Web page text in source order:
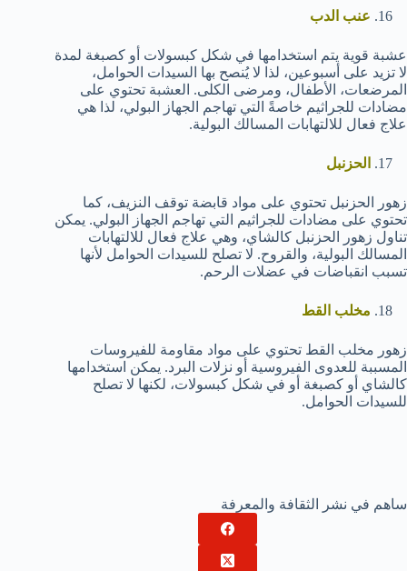
عنب الدب
عشبة قوية يتم استخدامها في شكل كبسولات أو كصبغة لمدة
لا تزيد على أسبوعين، لذا لا يُنصح بها السيدات الحوامل،
المرضعات، الأطفال، ومرضى الكلى. العشبة تحتوي على
مضادات للجراثيم خاصةً التي تهاجم الجهاز البولي، لذا هي
علاج فعال للالتهابات المسالك البولية.
الحزنبل
زهور الحزنبل تحتوي على مواد قابضة توقف النزيف، كما
تحتوي على مضادات للجراثيم التي تهاجم الجهاز البولي. يمكن
تناول زهور الحزنبل كالشاي، وهي علاج فعال للالتهابات
المسالك البولية، والقروح. لا تصلح للسيدات الحوامل لأنها
تسبب انقباضات في عضلات الرحم.
مخلب القط
زهور مخلب القط تحتوي على مواد مقاومة للفيروسات
المسببة للعدوى الفيروسية أو نزلات البرد. يمكن استخدامها
كالشاي أو كصبغة أو في شكل كبسولات، لكنها لا تصلح
للسيدات الحوامل.
ساهم في نشر الثقافة والمعرفة